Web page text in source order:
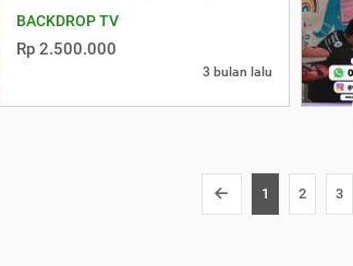
BACKDROP TV
Rp 2.500.000
3 bulan lalu
1 2 3